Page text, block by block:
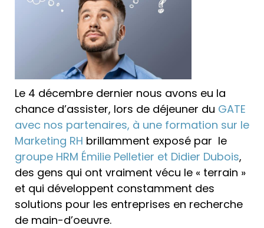
Le 4 décembre dernier nous avons eu la
chance d’assister, lors de déjeuner du GATE
avec nos partenaires, à une formation sur le
Marketing RH brillamment exposé par le
groupe HRM Émilie Pelletier et Didier Dubois,
des gens qui ont vraiment vécu le « terrain »
et qui développent constamment des
solutions pour les entreprises en recherche
de main-d’oeuvre.